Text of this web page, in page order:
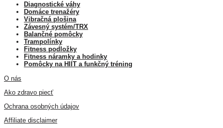
Diagnostické váhy
Domáce trenažéry
Vibračná plošina
Závesný systém/TRX
Balančné pomôcky
Trampolínky
Fitness podložky
Fitness náramky a hodinky
Pomôcky na HIIT a funkčný tréning
O nás
Ako zdravo piecť
Ochrana osobných údajov
Affiliate disclaimer